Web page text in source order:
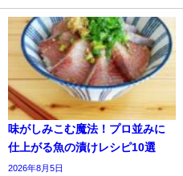
味がしみこむ魔法！プロ並みに
仕上がる魚の漬けレシピ10選
2026年8月5日